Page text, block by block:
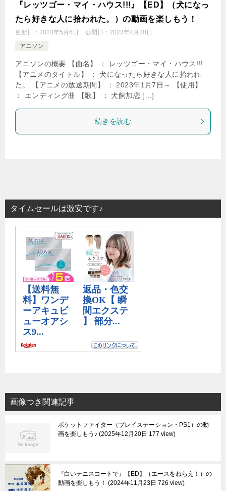
『レッツゴー・マイ・ハウス!!!』【ED】（犬になっ
たら好きな人に拾われた。）の動画を楽しもう！
更新日： 2023年5月6日 公開日： 2023年4月20日
アニソン
アニソンの概要 【曲名】 ： レッツゴー・マイ・ハウス!!!
【アニメのタイトル】 ： 犬になったら好きな人に拾われ
た。 【アニメの放送期間】 ： 2023年1月7日～ 【使用】
： エンディング曲 【歌】 ： 犬飼加恋 […]
続きを読む
タイムセールは激安です♪
画像つき関連記事
ポケットファイター（プレイステーション・PS1）の動
画を楽しもう♪ 2025年12月20日 177 view
『白いテニスコートで』【ED】（エースをねらえ！）の
動画を楽しもう！
2024年11月23日 726 view